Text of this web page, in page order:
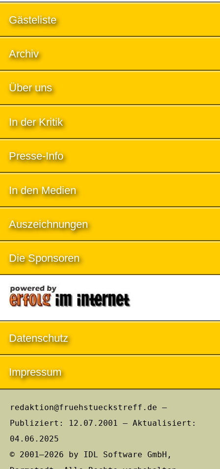
Gästeliste
Archiv
Über uns
In der Kritik
Presse-Info
In den Medien
Auszeichnungen
Die Sponsoren
Datenschutz
Impressum
redaktion@fruehstueckstreff.de –
Publiziert: 12.07.2001 – Aktualisiert:
04.06.2025
© 2001–2026 by IDL Software GmbH,